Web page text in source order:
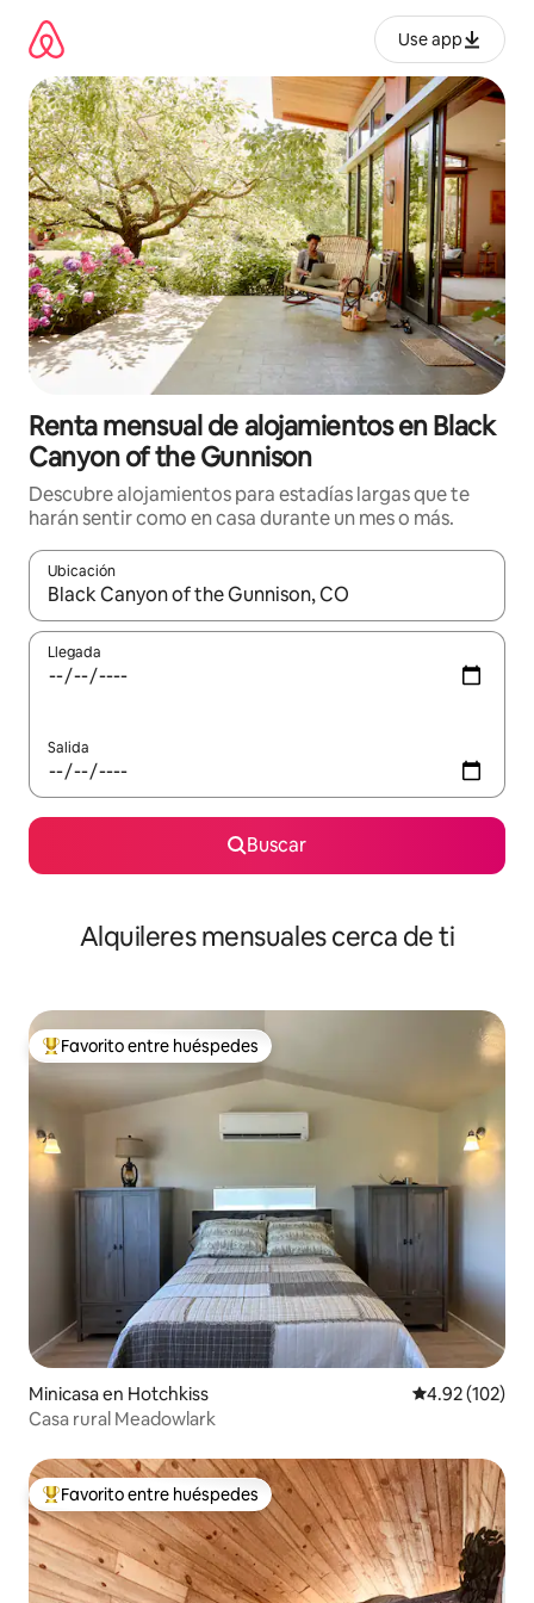
contenido
Use app
Renta mensual de alojamientos en Black
Canyon of the Gunnison
Descubre alojamientos para estadías largas que te
harán sentir como en casa durante un mes o más.
Ubicación
Cuando los resultados estén disponibles, navega con las
Llegada
Salida
Buscar
Alquileres mensuales cerca de ti
Favorito entre huéspedes preferido
Favorito entre huéspedes
Minicasa en Hotchkiss Calificación
4.92 (102)
Casa rural Meadowlark
Favorito entre huéspedes preferido
Favorito entre huéspedes